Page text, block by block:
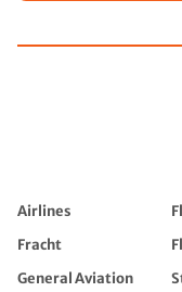
Airlines
Fracht
General Aviation